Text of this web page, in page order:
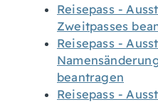
Reisepass -
Zweitpasses
Reisepass -
beantragen
Reisepass -